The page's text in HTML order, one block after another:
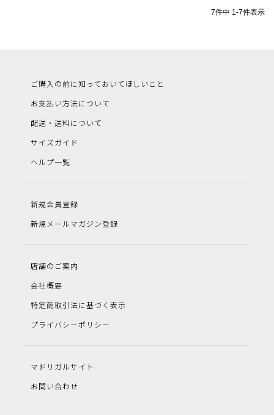
7件中 1-7件表示
ご購入の前に知っておいてほしいこと
お支払い方法について
配送・送料について
サイズガイド
ヘルプ一覧
新規会員登録
新規メールマガジン登録
店舗のご案内
会社概要
特定商取引法に基づく表示
プライバシーポリシー
マドリガルサイト
お問い合わせ